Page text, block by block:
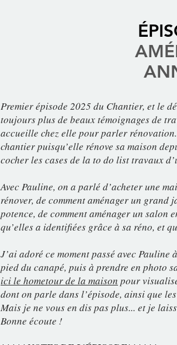
Premier épisode 2025 du Chantier, et le
toujours plus de beaux témoignages de
accueille chez elle pour parler
chantier puisqu’elle rénove sa maison
cocher les cases de la to do list travaux
Avec Pauline, on a parlé d’acheter une
rénover, de comment aménager un
potence, de comment aménager un salon
qu’elles a identifiées grâce à sa réno, et
J’ai adoré ce moment passé avec
pied du canapé, puis à prendre en photo
ici le hometour de la maison pour
dont on parle dans l’épisode, ainsi que
Mais je ne vous en dis pas plus... et je
Bonne écoute !